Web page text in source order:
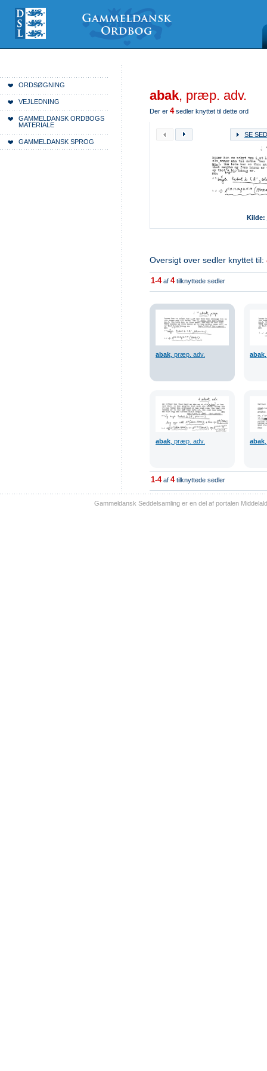
indhold
Videre
værktøjer
ORDSØGNING
VEJLEDNING
GAMMELDANSK ORDBOGS
MATERIALE
GAMMELDANSK SPROG
abak, præp. adv.
Der er 4sedler knyttet til dette ord
SE
Kilde:
Oversigt over sedler knyttet til:
1-4af 4tilknyttede sedler
abak , præp. adv. abak
abak , præp. adv. abak
1-4af 4tilknyttede sedler
Gammeldansk Seddelsamling er en del af portalen